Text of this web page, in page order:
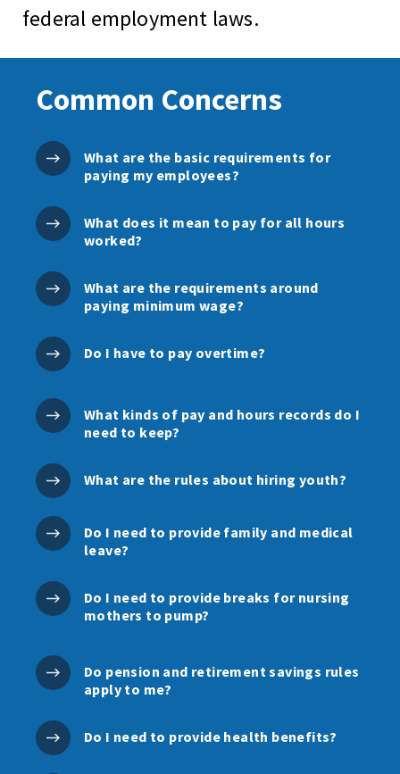
federal employment laws.
Common Concerns
What are the basic requirements for
paying my employees?
What does it mean to pay for all hours
worked?
What are the requirements around
paying minimum wage?
Do I have to pay overtime?
What kinds of pay and hours records do I
need to keep?
What are the rules about hiring youth?
Do I need to provide family and medical
leave?
Do I need to provide breaks for nursing
mothers to pump?
Do pension and retirement savings rules
apply to me?
Do I need to provide health benefits?